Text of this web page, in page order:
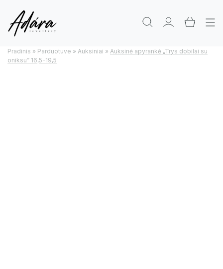
Pradinis » Parduotuve » Auksiniai » Auksinė apyrankė „Trys dobilai su
oniksu” 16,5-19,5